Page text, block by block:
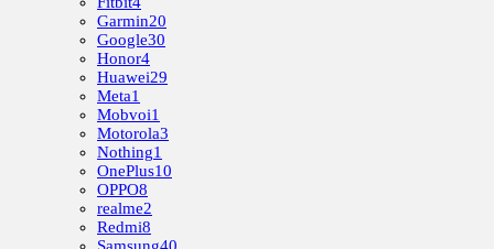
Garmin20
Google30
Honor4
Huawei29
Meta1
Mobvoi1
Motorola3
Nothing1
OnePlus10
OPPO8
realme2
Redmi8